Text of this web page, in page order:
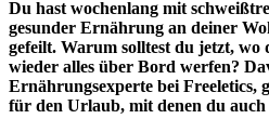
Du hast wochenlang mit
gesunder Ernährung an deiner
gefeilt. Warum solltest du jetzt, wo
wieder alles über Bord werfen?
Ernährungsexperte bei Freeletics,
für den Urlaub, mit denen du